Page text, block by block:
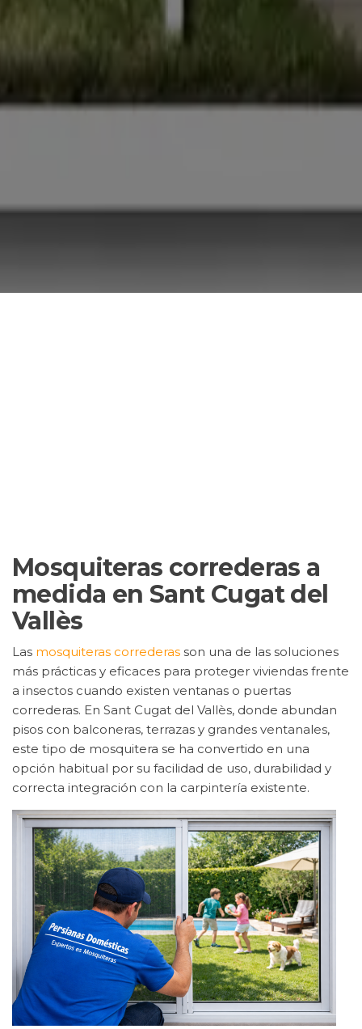
Mosquiteras correderas a
medida en Sant Cugat del
Vallès
Las mosquiteras correderas son una de las soluciones
más prácticas y eficaces para proteger viviendas frente
a insectos cuando existen ventanas o puertas
correderas. En Sant Cugat del Vallès, donde abundan
pisos con balconeras, terrazas y grandes ventanales,
este tipo de mosquitera se ha convertido en una
opción habitual por su facilidad de uso, durabilidad y
correcta integración con la carpintería existente.